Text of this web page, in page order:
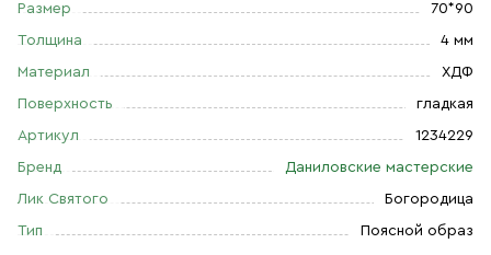
Размер 70*90
Толщина 4 мм
Материал ХДФ
Поверхность гладкая
Артикул 1234229
Бренд Даниловские мастерские
Лик Святого Богородица
Тип Поясной образ